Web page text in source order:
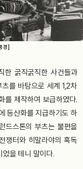
]
한 굵직굵직한 사건들과
를 바탕으로 세계 1,2차
를 제작하여 보급하였다.
등산화를 지급하기도 하
드스톤의 부츠는 불편을
쟁터와 히말라야의 혹독
을 테니 말이다.